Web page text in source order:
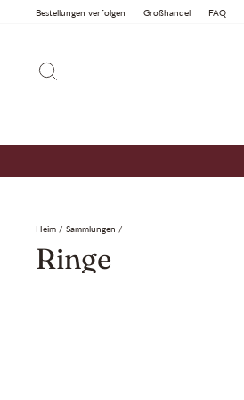
ÜberspringenBestellungen verfolgen Großhandel FAQ
Heim / Sammlungen /
Ringe